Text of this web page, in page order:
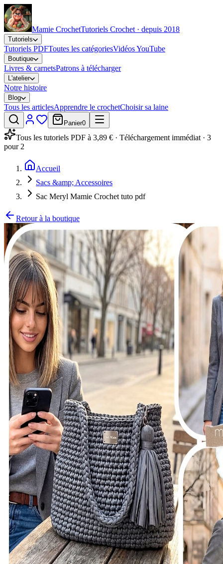
Mamie CrochetTutoriels Crochet · depuis 2018
Tutoriels
Tutoriels PDFToutes les catégoriesVidéos YouTube
Boutique
Livres & carnetsPatrons à télécharger
L'atelier
Notre histoire
Blog
Tous les articlesApprendre le crochetChoisir sa laine
Panier0
Tous les tutoriels PDF à 3,89 € · Téléchargement immédiat · 3
pour 2
Accueil
Sacs &amp; Accessoires
Sac Meryl Mamie Crochet tuto pdf
Retour à la boutique